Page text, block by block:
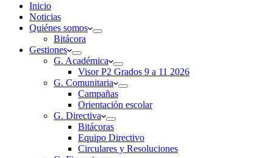
Inicio
Noticias
Quiénes somos
Bitácora
Gestiones
G. Académica
Visor P2 Grados 9 a 11 2026
G. Comunitaria
Campañas
Orientación escolar
G. Directiva
Bitácoras
Equipo Directivo
Circulares y Resoluciones